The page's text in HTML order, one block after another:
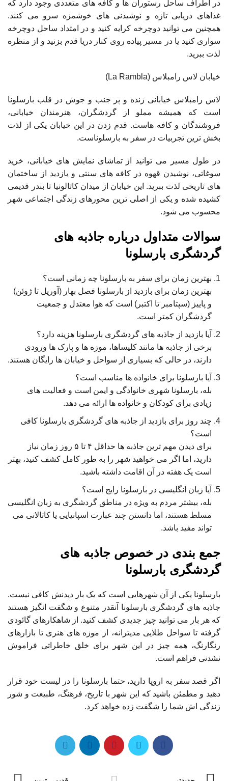
در اطراف ساحل رستوران ها و کافه های متعددی وجود دارد که
غذاهای دریایی تازه و نوشیدنی های خوشمزه سرو می کنند.
همچنین می توانید دوچرخه کرایه کنید و در امتداد ساحل دوچرخه
سواری کنید یا در مسیر پیاده روی کنار دریا قدم بزنید و از منظره
لذت ببرید.
خیابان لاس رامبلاس (La Rambla)
لاس رامبلاس خیابانی زنده و پر جنب و جوش در قلب بارسلونا
است که همیشه مملو از گردشگران، هنرمندان خیابانی،
فروشندگان و کافه هاست. قدم زدن در این خیابان یکی از لذت
بخش ترین تجربیات در سفر به بارسلوناست.
در طول مسیر می توانید از تماشای نمایش های خیابانی، خرید
سوغاتی، نوشیدن قهوه در کافه های سنتی و بازدید از ساختمان
های تاریخی لذت ببرید. این خیابان از میدان کاتالونیا تا بندر قدیمی
کشیده شده و یکی از اصلی ترین محورهای زندگی اجتماعی شهر
محسوب می شود.
سوالات متداول درباره جاذبه های
گردشگری بارسلونا
بهترین زمان برای سفر به بارسلونا چه زمانی است؟
بهترین زمان برای بازدید از بارسلونا فصل بهار (آوریل تا ژوئن)
و پاییز (سپتامبر تا اکتبر) است که هوا معتدل و جمعیت
گردشگران کمتر است.
آیا بازدید از جاذبه های گردشگری بارسلونا هزینه دارد؟
برخی از جاذبه ها مانند کلیساها، موزه ها و پارک ها ورودی
دارند، در حالی که بسیاری از سواحل و خیابان ها رایگان هستند.
آیا بارسلونا برای خانواده ها مناسب است؟
بله، بارسلونا شهری خانوادگی و ایمن است و فعالیت های
زیادی برای کودکان و خانواده ها ارائه می دهد.
چند روز برای بازدید از جاذبه های گردشگری بارسلونا کافی
است؟
برای دیدن مهم ترین جاذبه ها حداقل ۴ تا ۵ روز زمان نیاز
دارید، اما اگر می خواهید شهر را به طور کامل کشف کنید، بهتر
است یک هفته در آن اقامت داشته باشید.
آیا زبان انگلیسی در بارسلونا رایج است؟
بله، بیشتر مردم به ویژه در مناطق گردشگری به زبان انگلیسی
مسلط هستند، اما دانستن چند عبارت اسپانیایی یا کاتالانی می
تواند مفید باشد.
جمع بندی در خصوص جاذبه های
گردشگری بارسلونا
بارسلونا یکی از آن شهرهایی است که یک بار دیدنش کافی نیست.
جاذبه های گردشگری بارسلونا آنقدر متنوع و شگفت انگیز هستند
که هر بار می توانید چیز جدیدی کشف کنید. از شاهکارهای گائودی
گرفته تا سواحل طلایی مدیترانه، از موزه های هنری تا بازارهای
رنگارنگ، همه چیز در این شهر برای خلق خاطراتی فراموش
نشدنی فراهم است.
اگر قصد سفر به اروپا دارید، حتما بارسلونا را در لیست خود قرار
دهید و مطمئن باشید که این شهر با تاریخ، فرهنگ، طبیعت و شور
زندگی اش شما را شگفت زده خواهد کرد.